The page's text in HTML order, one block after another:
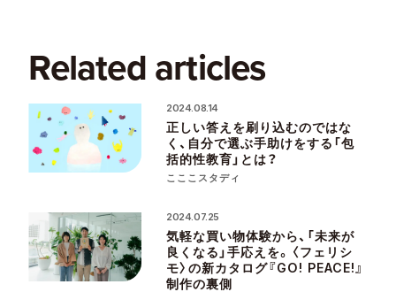
Related articles
2024.08.14
正しい答えを刷り込むのではな
く、自分で選ぶ手助けをする「包
括的性教育」とは？
こここスタディ
2024.07.25
気軽な買い物体験から、「未来が
良くなる」手応えを。〈フェリシ
モ〉の新カタログ『GO! PEACE!』
制作の裏側